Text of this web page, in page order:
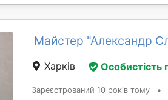
Майстер "Александр
Харків Особистість
Зареєстрований 10 років тому •